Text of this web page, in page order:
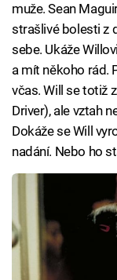
muže. Sean
strašlivé bolesti z
sebe. Ukáže
a mít někoho rád.
včas. Will se totiž
Driver), ale vztah
Dokáže se Will
nadání. Nebo ho